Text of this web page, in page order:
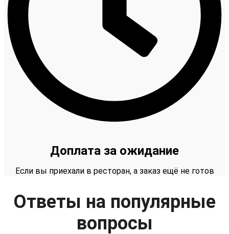
Доплата за ожидание
Если вы приехали в ресторан, а заказ ещё не готов
Ответы на популярные
вопросы